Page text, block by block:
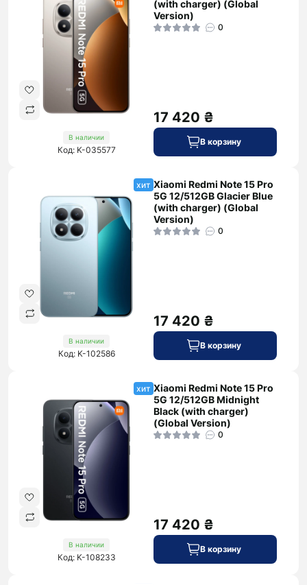
В наличии
Код: K-035577
(with charger) (Global
Version)
0
17 420 ₴
В корзину
хит
В наличии
Код: K-102586
Xiaomi Redmi Note 15 Pro
5G 12/512GB Glacier Blue
(with charger) (Global
Version)
0
17 420 ₴
В корзину
хит
В наличии
Код: K-108233
Xiaomi Redmi Note 15 Pro
5G 12/512GB Midnight
Black (with charger)
(Global Version)
0
17 420 ₴
В корзину